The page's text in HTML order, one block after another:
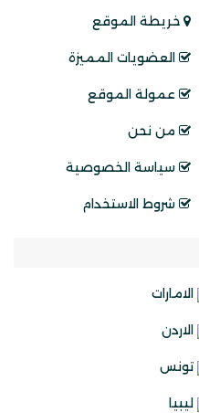
خريطة الموقع
العضويات المميزة
عمولة الموقع
من نحن
سياسة الخصوصية
شروط الاستخدام
الامارات
الاردن
تونس
ليبيا